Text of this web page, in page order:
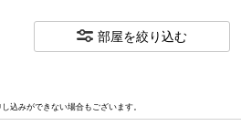
部屋を絞り込む
込みができない場合もございます。